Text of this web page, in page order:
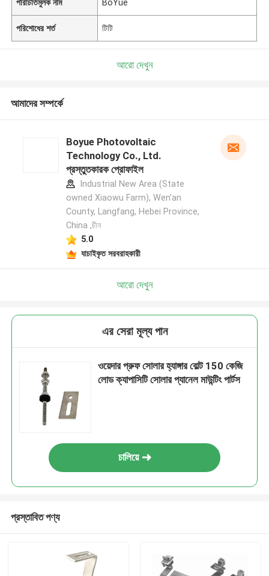
পরিচিতিমুলক নাম BoYue
পরিশোধের শর্ত টিটি
আরো দেখুন
আমাদের সম্পর্কে
Boyue Photovoltaic
Technology Co., Ltd.
প্রস্তুতকারক প্রোফাইল
Industrial New Area (State
owned Xiaowu Farm), Wen'an
County, Langfang, Hebei Province,
China ,চীন
5.0
যাচাইকৃত সরবরাহকারী
আরো দেখুন
এর সেরা মূল্য পান
ওয়েদার প্রুফ সোলার হ্যাঙ্গার বোল্ট 150 কেজি
লোড ক্যাপাসিটি সোলার প্যানেল মাউন্টিং পার্টস
চালিয়ে
প্রস্তাবিত পণ্য